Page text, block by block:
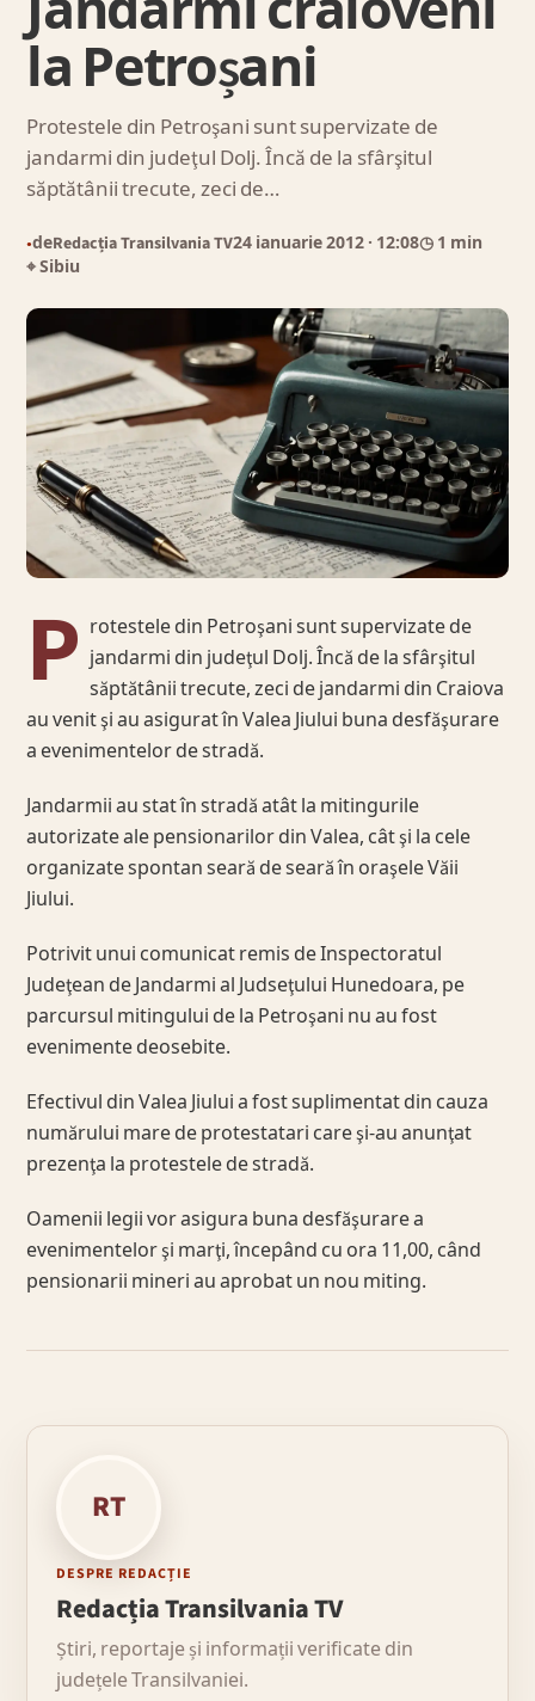
la Petroșani
Protestele din Petroşani sunt supervizate de
jandarmi din judeţul Dolj. Încă de la sfârşitul
săptătânii trecute, zeci de…
●deRedacția Transilvania TV24 ianuarie 2012 · 12:08◷ 1 min
⌖ Sibiu
P rotestele din Petroşani sunt supervizate de
jandarmi din judeţul Dolj. Încă de la sfârşitul
săptătânii trecute, zeci de jandarmi din Craiova
au venit şi au asigurat în Valea Jiului buna desfăşurare
a evenimentelor de stradă.
Jandarmii au stat în stradă atât la mitingurile
autorizate ale pensionarilor din Valea, cât şi la cele
organizate spontan seară de seară în oraşele Văii
Jiului.
Potrivit unui comunicat remis de Inspectoratul
Judeţean de Jandarmi al Judseţului Hunedoara, pe
parcursul mitingului de la Petroşani nu au fost
evenimente deosebite.
Efectivul din Valea Jiului a fost suplimentat din cauza
numărului mare de protestatari care şi-au anunţat
prezenţa la protestele de stradă.
Oamenii legii vor asigura buna desfăşurare a
evenimentelor şi marţi, începând cu ora 11,00, când
pensionarii mineri au aprobat un nou miting.
RT
DESPRE REDACȚIE
Redacția Transilvania TV
Știri, reportaje și informații verificate din
județele Transilvaniei.